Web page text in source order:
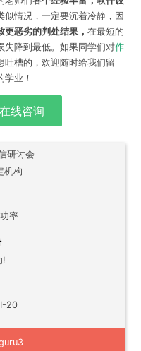
似情况，一定要沉着冷静，因
恶劣的判处结果， 在最短的
失降到最低。如果同学们对作
吐槽的，欢迎随时给我们留
业！
线咨询
研讨会
机构
率
!
20